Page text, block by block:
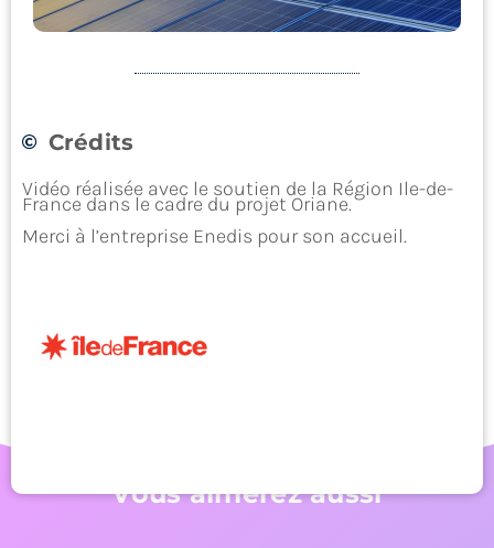
Bâtir un monde plus durable
Crédits
Vidéo réalisée avec le soutien de la Région Ile-de-
France dans le cadre du projet Oriane.
Merci à l’entreprise Enedis pour son accueil.
Vous aimerez aussi